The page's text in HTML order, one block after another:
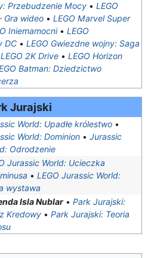
Przebudzenie Mocy • LEGO
Gra wideo • LEGO Marvel Super
Iniemamocni• LEGO
DC • LEGO Gwiezdne wojny: Saga
LEGO 2K Drive • LEGO Horizon
Batman: Dziedzictwo
Jurajski
World: Upadłe królestwo •
World: Dominion • Jurassic
Odrodzenie
Jurassic World: Ucieczka
• LEGO Jurassic World:
wystawa
Isla Nublar • Park Jurajski:
Kredowy • Park Jurajski: Teoria